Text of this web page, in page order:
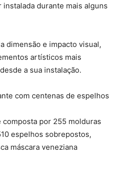
durante mais alguns
dimensão e impacto visual,
artísticos mais
a sua instalação.
com centenas de espelhos
composta por 255 molduras
espelhos sobrepostos,
máscara veneziana